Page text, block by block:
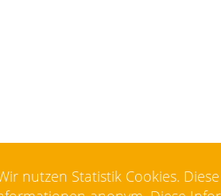
nutzen Statistik Cookies.